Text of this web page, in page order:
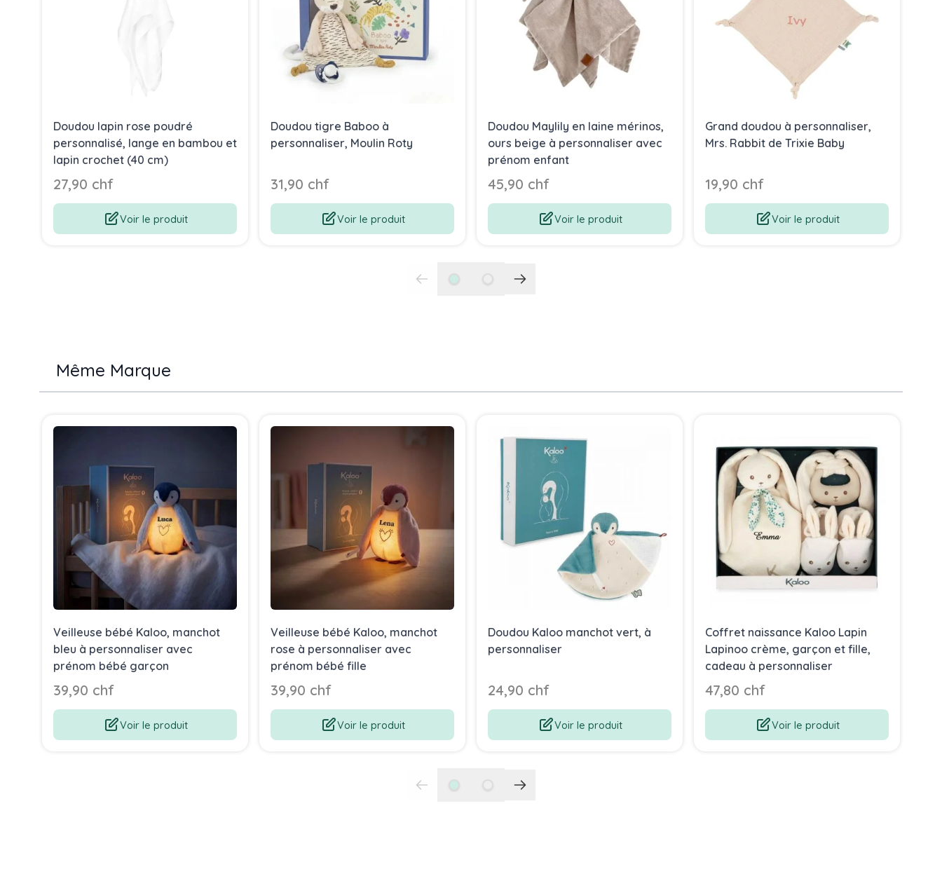
Doudou lapin rose poudré
personnalisé, lange en bambou et
lapin crochet (40 cm)
27,90 chf
Voir le produit
Doudou tigre Baboo à
personnaliser, Moulin Roty
31,90 chf
Voir le produit
Doudou Maylily en laine mérinos,
ours beige à personnaliser avec
prénom enfant
45,90 chf
Voir le produit
Grand doudou à personnaliser,
Mrs. Rabbit de Trixie Baby
19,90 chf
Voir le produit
Même Marque
Veilleuse bébé Kaloo, manchot
bleu à personnaliser avec
prénom bébé garçon
39,90 chf
Voir le produit
Veilleuse bébé Kaloo, manchot
rose à personnaliser avec
prénom bébé fille
39,90 chf
Voir le produit
Doudou Kaloo manchot vert, à
personnaliser
24,90 chf
Voir le produit
Coffret naissance Kaloo Lapin
Lapinoo crème, garçon et fille,
cadeau à personnaliser
47,80 chf
Voir le produit